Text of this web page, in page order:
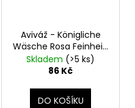
Aviváž - Königliche
Wäsche Rosa Feinheit,
1800 ml, 72 dávek
Skladem (>5 ks)
86 Kč
DO KOŠÍKU